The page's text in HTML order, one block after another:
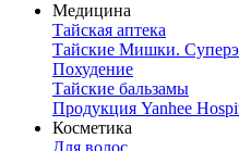
Медицина
Тайская аптека
Тайские Мишки.
Похудение
Тайские бальзамы
Продукция Yanhee
Косметика
Для волос